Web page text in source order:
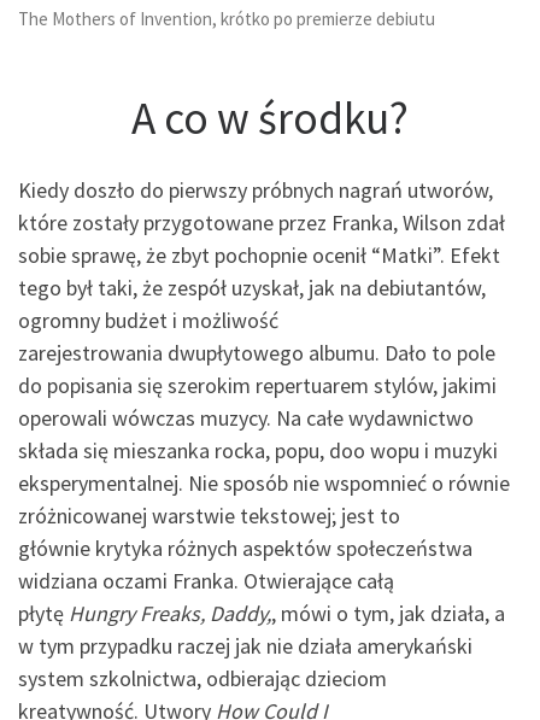
The Mothers of Invention, krótko po premierze debiutu
A co w środku?
Kiedy doszło do pierwszy próbnych nagrań utworów,
które zostały przygotowane przez Franka, Wilson zdał
sobie sprawę, że zbyt pochopnie ocenił “Matki”. Efekt
tego był taki, że zespół uzyskał, jak na debiutantów,
ogromny budżet i możliwość
zarejestrowania dwupłytowego albumu. Dało to pole
do popisania się szerokim repertuarem stylów, jakimi
operowali wówczas muzycy. Na całe wydawnictwo
składa się mieszanka rocka, popu, doo wopu i muzyki
eksperymentalnej. Nie sposób nie wspomnieć o równie
zróżnicowanej warstwie tekstowej; jest to
głównie krytyka różnych aspektów społeczeństwa
widziana oczami Franka. Otwierające całą
płytę Hungry Freaks, Daddy,, mówi o tym, jak działa, a
w tym przypadku raczej jak nie działa amerykański
system szkolnictwa, odbierając dzieciom
kreatywność. Utwory How Could I